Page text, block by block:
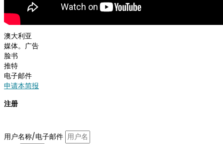
澳大利亚
媒体。广告
脸书
推特
电子邮件
申请本简报
注册
用户名称/电子邮件